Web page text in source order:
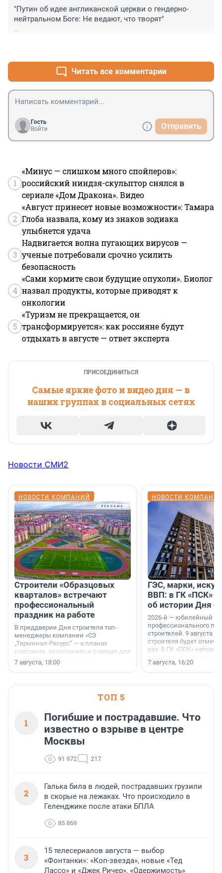
"Путин об идее англиканской церкви о гендерно-
нейтральном Боге: Не ведают, что творят"
Читать все комментарии
Гость
Войти
Отправить
1
«Минус — слишком много спойлеров»:
российский ниндзя-скульптор снялся в
сериале «Дом Дракона». Видео
2
«Август принесет новые возможности»: Тамара
Глоба назвала, кому из знаков зодиака
улыбнется удача
3
Надвигается волна пугающих вирусов —
ученые потребовали срочно усилить
безопасность
4
«Сами кормите свои будущие опухоли». Биолог
назвал продукты, которые приводят к
онкологии
5
«Туризм не прекращается, он
трансформируется»: как россияне будут
отдыхать в августе — ответ эксперта
ПРИСОЕДИНИТЬСЯ
Самые яркие фото и видео дня — в
наших группах в социальных сетях
Новости СМИ2
НОВОСТИ КОМПАНИЙ
Строители «Образцовых
кварталов» встречают
профессиональный
праздник на работе
В преддверии Дня строителя топ-
менеджеры компании «СЗ
„Терминал-Ресурс“ — о планах
компании, испытаниях и поводах для
осторожного оптимизма.
7 августа, 18:00
НОВОСТИ
ГЭС, марки,
ВВП: в ГК «ПСК»
об истории Дня
2026-й — юбилейный
профессионального
строителей. 9 августа
строителя будет
раз. В ГК «ПСК»
поменялась роль
7 августа, 16:20
ТОП 5
1
Погибшие и пострадавшие. Что
известно о взрыве в центре
Москвы
91 972 217
2
Галька била в людей, пострадавших грузили
в скорые на лежаках. Что происходило в
Геленджике после атаки БПЛА
85 869
3
15 телесериалов августа — выбор
«Фонтанки»: «Коп-звезда», новые «Тед
Лассо» и «Джек Ричер», «Одержимость»